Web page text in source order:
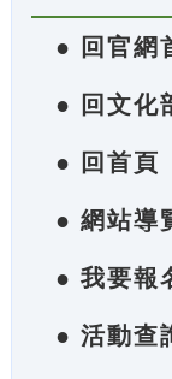
● 回官網
● 回文化
● 回首頁
● 網站導
● 我要報
● 活動查